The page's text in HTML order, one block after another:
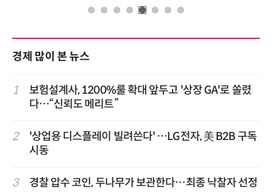
경제 많이 본 뉴스
1
보험설계사, 1200%룰 확대 앞두고 '상장 GA'로 쏠렸
다…“신뢰도 메리트”
2
'상업용 디스플레이 빌려쓴다' …LG전자, 美 B2B 구독
시동
3 경찰 압수 코인, 두나무가 보관한다…최종 낙찰자 선정